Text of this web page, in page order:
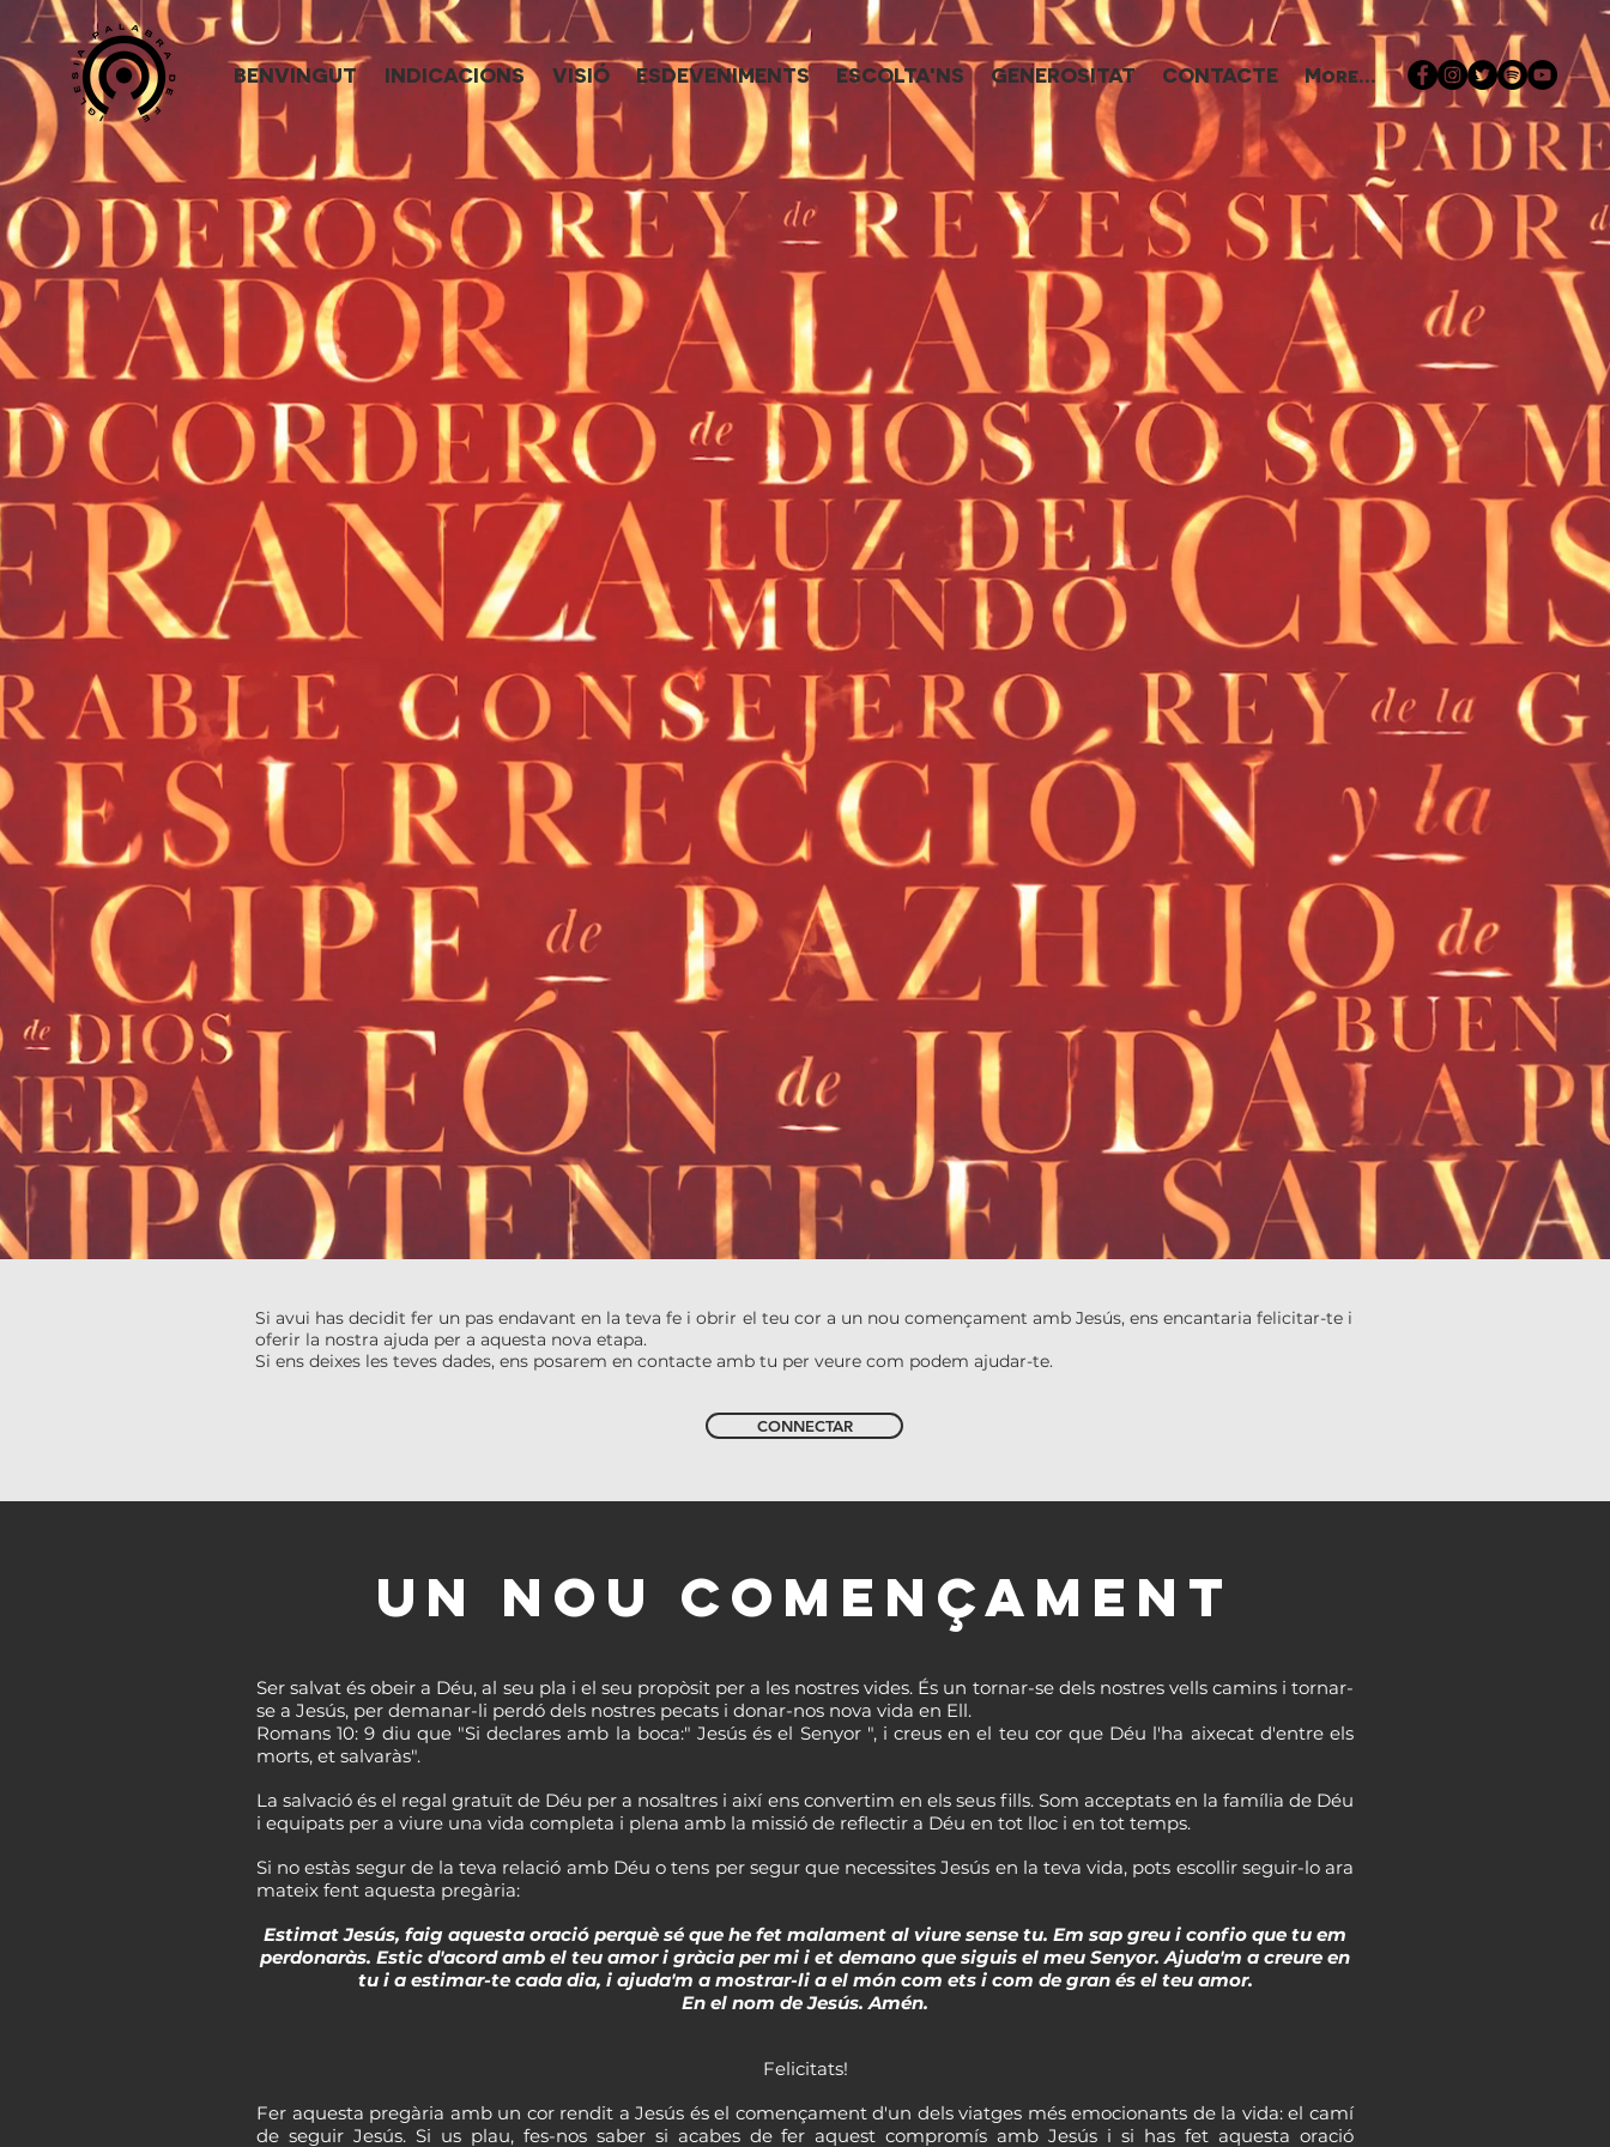
BENVINGUT INDICACIONS VISIÓ ESDEVENIMENTS ESCOLTA'NS GENEROSITAT CONTACTE More...
Si avui has decidit fer un pas endavant en la teva fe i obrir el teu cor a un nou començament amb Jesús, ens encantaria felicitar-te i
oferir la nostra ajuda per a aquesta nova etapa.
Si ens deixes les teves dades, ens posarem en contacte amb tu per veure com podem ajudar-te.
CONNECTAR
UN NOU COMENÇAMENT
Ser salvat és obeir a Déu, al seu pla i el seu propòsit per a les nostres vides. És un tornar-se dels nostres vells camins i tornar-
se a Jesús, per demanar-li perdó dels nostres pecats i donar-nos nova vida en Ell.
Romans 10: 9 diu que "Si declares amb la boca:" Jesús és el Senyor ", i creus en el teu cor que Déu l'ha aixecat d'entre els
morts, et salvaràs".
La salvació és el regal gratuït de Déu per a nosaltres i així ens convertim en els seus fills. Som acceptats en la família de Déu
i equipats per a viure una vida completa i plena amb la missió de reflectir a Déu en tot lloc i en tot temps.
Si no estàs segur de la teva relació amb Déu o tens per segur que necessites Jesús en la teva vida, pots escollir seguir-lo ara
mateix fent aquesta pregària:
Estimat Jesús, faig aquesta oració perquè sé que he fet malament al viure sense tu. Em sap greu i confio que tu em
perdonaràs. Estic d'acord amb el teu amor i gràcia per mi i et demano que siguis el meu Senyor. Ajuda'm a creure en
tu i a estimar-te cada dia, i ajuda'm a mostrar-li a el món com ets i com de gran és el teu amor.
En el nom de Jesús. Amén.
Felicitats!
Fer aquesta pregària amb un cor rendit a Jesús és el començament d'un dels viatges més emocionants de la vida: el camí
de seguir Jesús. Si us plau, fes-nos saber si acabes de fer aquest compromís amb Jesús i si has fet aquesta oració